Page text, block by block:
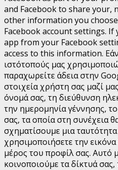
and Facebook to share your,
other information you
Facebook account settings.
app from your Facebook
access to this information.
ιστότοπούς μας
παραχωρείτε άδεια στην
στοιχεία χρήστη σας μαζί
όνομά σας, τη διεύθυνση
την ημερομηνία γέννησης,
σας, τα οποία στη συνέχεια
σχηματίσουμε μια
χρησιμοποιήσετε την
μέρος του προφίλ σας. Αυτό
κοινοποιούμε τα δίκτυά